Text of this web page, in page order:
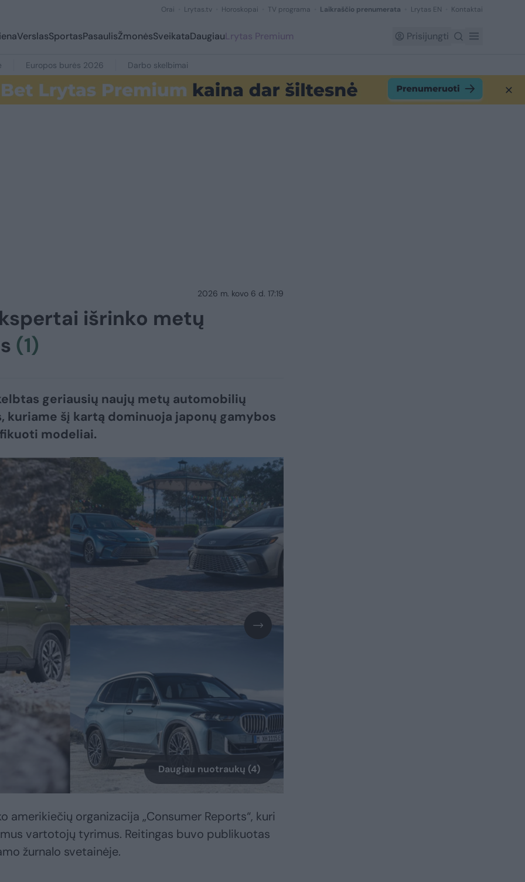
Orai Lrytas.tv Horoskopai TV programa Laikraščio prenumerata Lrytas EN Kontaktai
VerslasSportasPasaulisŽmonėsSveikataDaugiauLrytas Premium Prisijungti
Europos burės 2026 Darbo skelbimai
2026 m. kovo 6 d. 17:19
išrinko metų
(1)
geriausių naujų metų automobilių
kuriame šį kartą dominuoja japonų gamybos
modeliai.
Daugiau nuotraukų (4)
amerikiečių organizacija „Consumer Reports“, kuri
vartotojų tyrimus. Reitingas buvo publikuotas
žurnalo svetainėje.